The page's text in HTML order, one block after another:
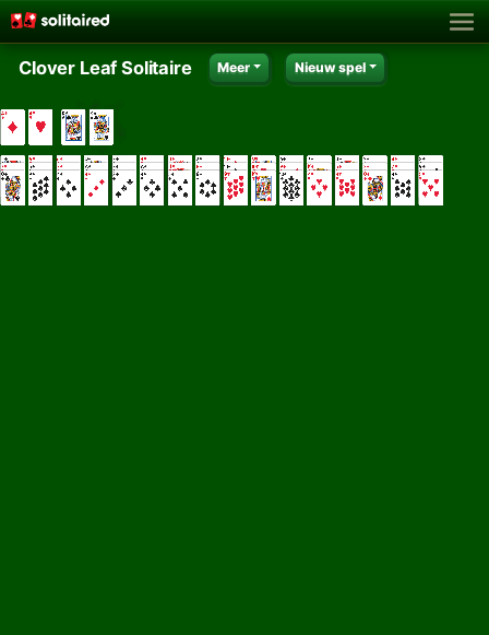
Clover Leaf Solitaire Meer Nieuw spel